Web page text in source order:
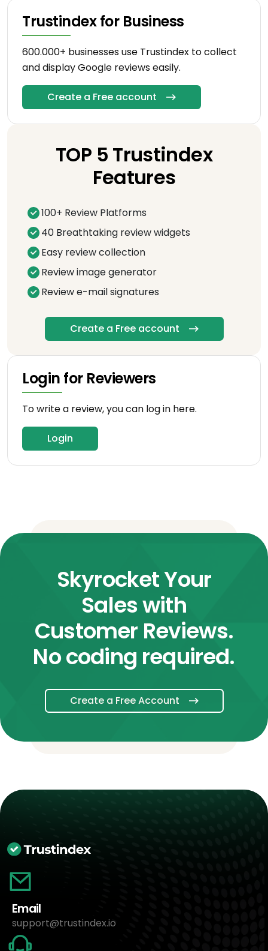
Trustindex for Business
600.000+ businesses use Trustindex to collect
and display Google reviews easily.
Create a Free account
TOP 5 Trustindex
Features
100+ Review Platforms
40 Breathtaking review widgets
Easy review collection
Review image generator
Review e-mail signatures
Create a Free account
Login for Reviewers
To write a review, you can log in here.
Login
Skyrocket Your
Sales with
Customer Reviews.
No coding required.
Create a Free Account
Email
support@trustindex.io